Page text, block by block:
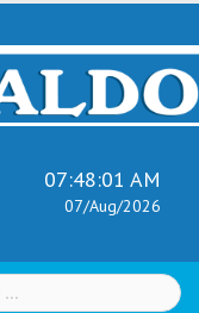
07:48:02 AM
07/Aug/2026